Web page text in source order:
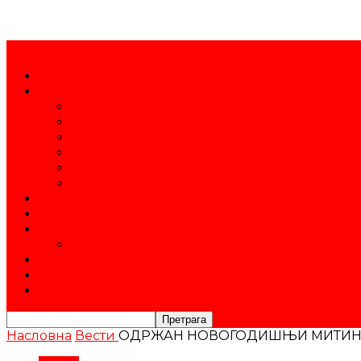
Насловна Вести ОДРЖАН НОВОГОДИШЊИ